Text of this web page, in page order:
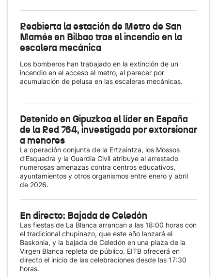
Reabierta la estación de Metro de San
Mamés en Bilbao tras el incendio en la
escalera mecánica
Los bomberos han trabajado en la extinción de un
incendio en el acceso al metro, al parecer por
acumulación de pelusa en las escaleras mecánicas.
Detenido en Gipuzkoa el líder en España
de la Red 764, investigada por extorsionar
a menores
La operación conjunta de la Ertzaintza, los Mossos
d'Esquadra y la Guardia Civil atribuye al arrestado
numerosas amenazas contra centros educativos,
ayuntamientos y otros organismos entre enero y abril
de 2026.
En directo: Bajada de Celedón
Las fiestas de La Blanca arrancan a las 18:00 horas con
el tradicional chupinazo, que este año lanzará el
Baskonia, y la bajada de Celedón en una plaza de la
Virgen Blanca repleta de público. EITB ofrecerá en
directo el inicio de las celebraciones desde las 17:30
horas.